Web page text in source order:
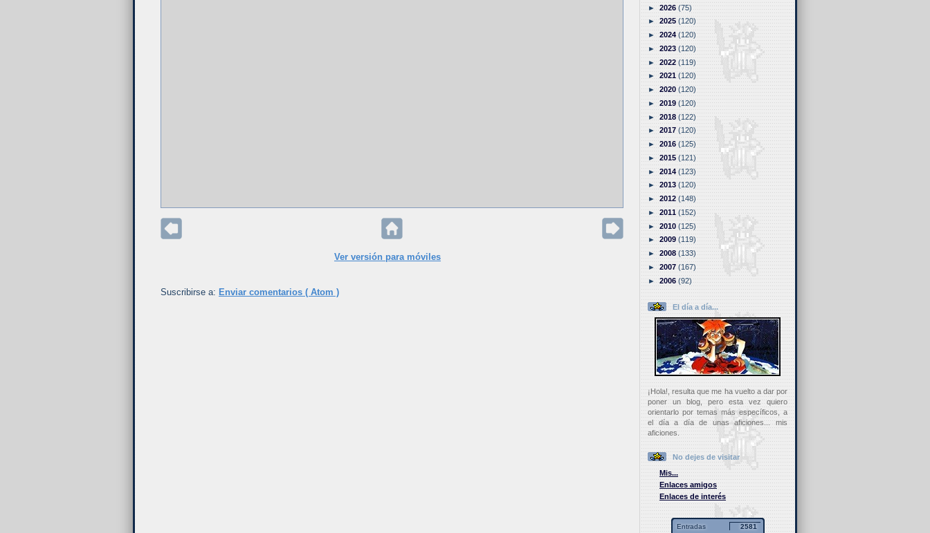
Ver versión para móviles
Suscribirse a: Enviar comentarios ( Atom )
►2026(75)
►2025(120)
►2024(120)
►2023(120)
►2022(119)
►2021(120)
►2020(120)
►2019(120)
►2018(122)
►2017(120)
►2016(125)
►2015(121)
►2014(123)
►2013(120)
►2012(148)
►2011(152)
►2010(125)
►2009(119)
►2008(133)
►2007(167)
►2006(92)
El día a día...
¡Hola!, resulta que me ha vuelto a dar por
poner un blog, pero esta vez quiero
orientarlo por temas más específicos, a
el día a día de unas aficiones... mis
aficiones.
No dejes de visitar
Mis...
Enlaces amigos
Enlaces de interés
Entradas 2581